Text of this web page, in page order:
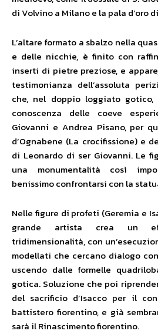
di Volvino a Milano e la pala d’oro
L’altare formato a sbalzo nella
e delle nicchie, è finito con
inserti di pietre preziose, e
testimonianza dell’assoluta
che, nel doppio loggiato
conoscenza delle coeve
Giovanni e Andrea Pisano, per
d’Ognabene (La crocifissione) e
di Leonardo di ser Giovanni. Le
una monumentalità così
benissimo confrontarsi con la
Nelle figure di profeti (Geremia e
grande artista crea un
tridimensionalità, con
modellati che cercano dialogo
uscendo dalle formelle
gotica. Soluzione che poi
del sacrificio d’Isacco per il
battistero fiorentino, e già
sarà il Rinascimento fiorentino.